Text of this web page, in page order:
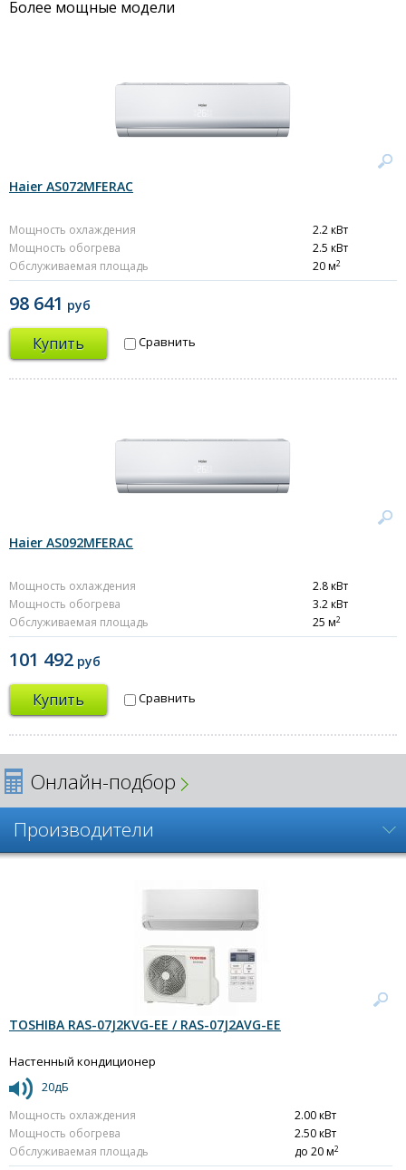
Более мощные модели
Haier AS072MFERAC
Мощность охлаждения
2.2 кВт
Мощность обогрева
2.5 кВт
Обслуживаемая площадь
20 м2
98 641 руб
Купить Сравнить
Haier AS092MFERAC
Мощность охлаждения
2.8 кВт
Мощность обогрева
3.2 кВт
Обслуживаемая площадь
25 м2
101 492 руб
Купить Сравнить
Онлайн-подбор
Производители
TOSHIBA RAS-07J2KVG-EE / RAS-07J2AVG-EE
Настенный кондиционер
20дБ
Мощность охлаждения
2.00 кВт
Мощность обогрева
2.50 кВт
Обслуживаемая площадь
до 20 м2